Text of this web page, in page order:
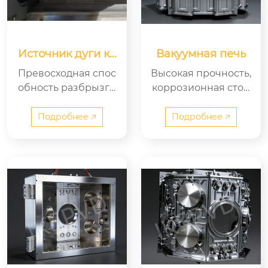
Источник дуги ко
Превосходная спос
обность разбрызги
деталей. Высокая п
лотность и однород
ы мишени, высокая
степень использова
ния. Стабильная дуг
а, низкое образован
ие капель. Двойное
применение: для де
корирования и нан
Подробнее 🡥
Вакуумная печь
Высокая прочность,
коррозионная стой
ся, высокая скорост
ь откачки. Низкий у
акуума. Большая пр
оизводительность д
ля массового произ
водства. Хорошая ге
рметизация и длит
ельный срок служб
ы.
Подробнее 🡥